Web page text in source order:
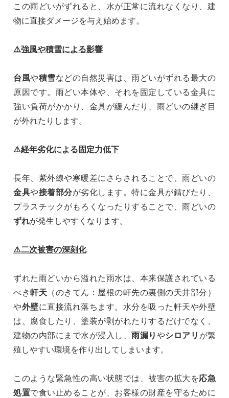
この雨どいがずれると、水が正常に流れなくなり、建
物に直接ダメージを与え始めます。
⚠️強風や積雪による影響
台風や積雪などの自然災害は、雨どいがずれる最大の
原因です。雨どい本体や、それを固定している金具に
強い負荷がかかり、金具が緩んだり、雨どいの継ぎ目
が外れたりします。
⚠️経年劣化による固定力低下
長年、紫外線や寒暖差にさらされることで、雨どいの
金具や接着部分が劣化します。特に金具が錆びたり、
プラスチックがもろくなったりすることで、雨どいの
ずれが発生しやすくなります。
⚠️二次被害の深刻化
ずれた雨どいから溢れた雨水は、本来保護されている
べき軒天 （のきてん：屋根の軒先の裏側の天井部分）
や外壁に直接流れ落ちます。水分を吸った軒天や外壁
は、腐食したり、塗装が剥がれたりするだけでなく、
建物の内部にまで水が浸入し、雨漏り やシロアリ が繁
殖しやすい環境を作り出してしまいます。
このような緊急性の高い状態では、被害の拡大を応急
処置で食い止めることが、お客様の財産を守るために